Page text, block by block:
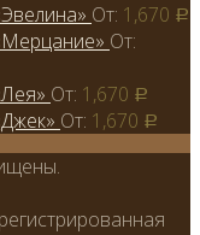
От: 1,670 Р
От:
От: 1,670 Р
От: 1,670 Р